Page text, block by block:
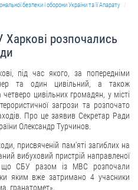
України
безпеки і оборони України
безпеки і оборони України та її Апарату
розпочались
під час якого, за попередніми
та один цивільний, а також
цивільних громадян, у місті
загрози та розпочато
Про це заявив Секретар Ради
Олександр Турчинов.
присвяченій пам'яті загиблих на
вибуховий пристрій направленої
що СБУ разом із МВС розпочали
яким вже затримано 4 учасники
гранатомет».